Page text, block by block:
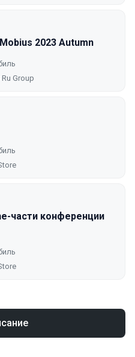
2023 Autumn
Ru Group
части конференции